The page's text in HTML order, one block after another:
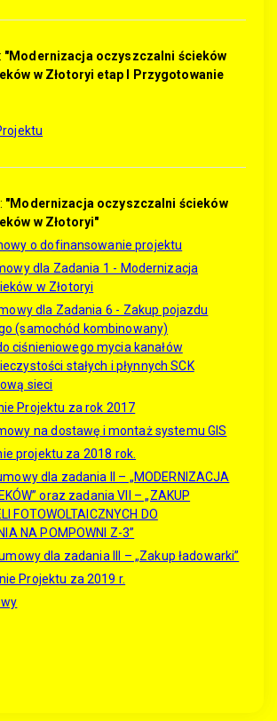
"Modernizacja oczyszczalni ścieków
w Złotoryi etap I Przygotowanie
"Modernizacja oczyszczalni ścieków
w Złotoryi"
o dofinansowanie projektu
dla Zadania 1 - Modernizacja
w Złotoryi
dla Zadania 6 - Zakup pojazdu
(samochód kombinowany)
ciśnieniowego mycia kanałów
stałych i płynnych SCK
sieci
Projektu za rok 2017
na dostawę i montaż systemu GIS
projektu za 2018 rok.
dla zadania II – „MODERNIZACJA
oraz zadania VII – „ZAKUP
FOTOWOLTAICZNYCH DO
NA POMPOWNI Z-3”
dla zadania III – „Zakup ładowarki”
Projektu za 2019 r.